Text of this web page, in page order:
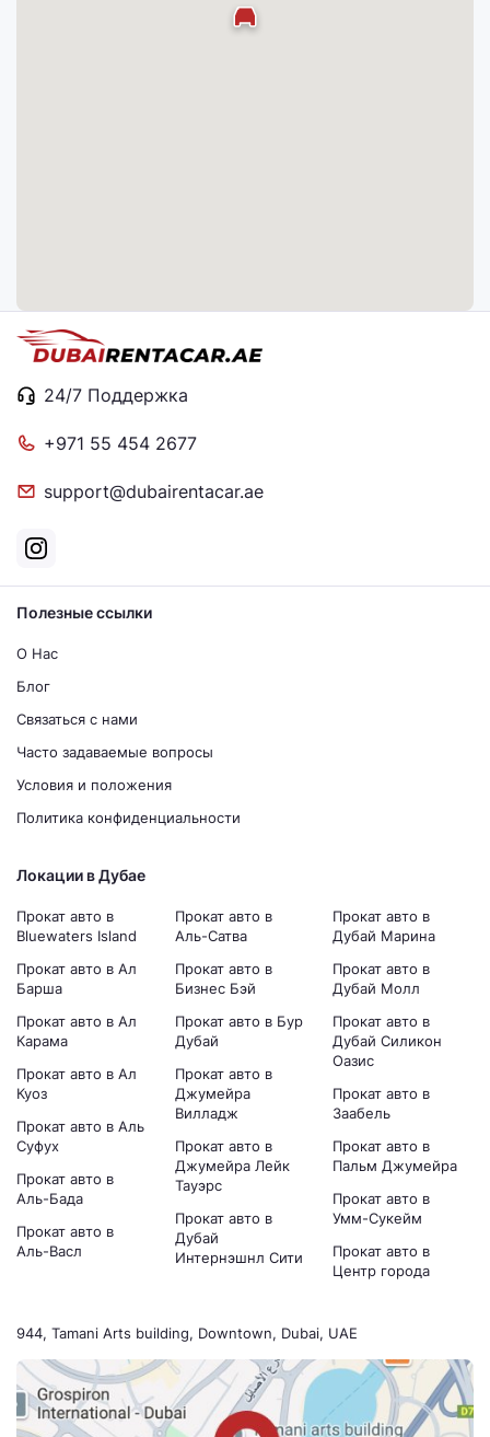
24/7 Поддержка
+971 55 454 2677
support@dubairentacar.ae
944, Tamani Arts building, Downtown, Dubai, UAE
Полезные ссылки
О Нас
Блог
Связаться с нами
Часто задаваемые вопросы
Условия и положения
Политика конфиденциальности
Локации в Дубае
Прокат авто в
Bluewaters Island
Прокат авто в Ал
Барша
Прокат авто в Ал
Карама
Прокат авто в Ал
Куоз
Прокат авто в Аль
Суфух
Прокат авто в
Аль-Бада
Прокат авто в
Аль-Васл
Прокат авто в
Аль-Сатва
Прокат авто в
Бизнес Бэй
Прокат авто в Бур
Дубай
Прокат авто в
Джумейра
Вилладж
Прокат авто в
Джумейра Лейк
Тауэрс
Прокат авто в
Дубай
Интернэшнл Сити
Прокат авто в
Дубай Марина
Прокат авто в
Дубай Молл
Прокат авто в
Дубай Силикон
Оазис
Прокат авто в
Заабель
Прокат авто в
Пальм Джумейра
Прокат авто в
Умм-Сукейм
Прокат авто в
Центр города